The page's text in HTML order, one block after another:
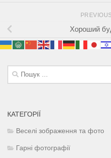
Хороший
Пошук:
КАТЕГОРІЇ
Веселі зображення та фото
Гарні фотографії